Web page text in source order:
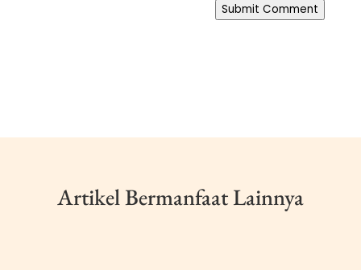
Submit Comment
Artikel Bermanfaat Lainnya